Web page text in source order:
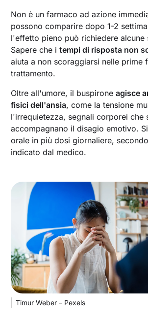
Non è un farmaco ad azione
possono comparire dopo 1-2
l'effetto pieno può richiedere alcune
Sapere che itempi di risposta non
aiuta a non scoraggiarsi nelle prime
trattamento.
Oltre all'umore, il buspironeagisce
fisici dell'ansia, come la tensione
l'irrequietezza, segnali corporei che
accompagnano il disagio emotivo.
orale in più dosi giornaliere,
indicato dal medico.
Timur Weber – Pexels